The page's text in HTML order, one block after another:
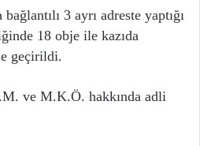
3 ayrı adreste yaptığı
18 obje ile kazıda
geçirildi.
ve M.K.Ö. hakkında adli